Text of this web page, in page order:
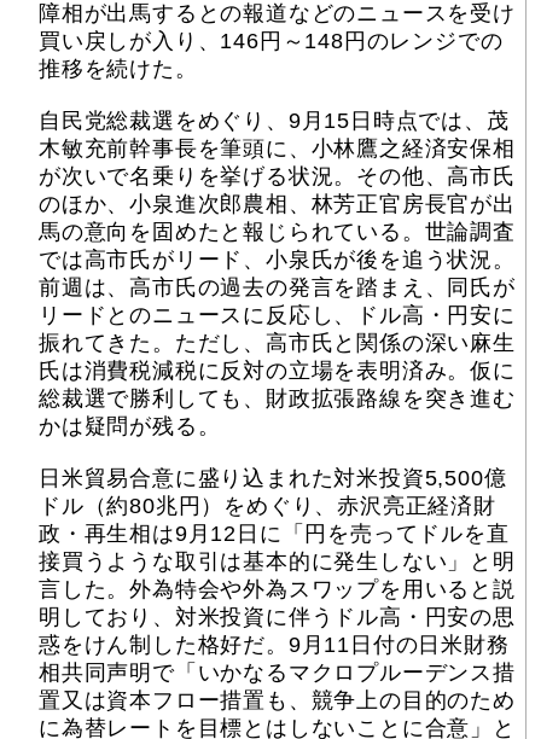
障相が出馬するとの報道などのニュースを受け
買い戻しが入り、146円～148円のレンジでの
推移を続けた。
自民党総裁選をめぐり、9月15日時点では、茂
木敏充前幹事長を筆頭に、小林鷹之経済安保相
が次いで名乗りを挙げる状況。その他、高市氏
のほか、小泉進次郎農相、林芳正官房長官が出
馬の意向を固めたと報じられている。世論調査
では高市氏がリード、小泉氏が後を追う状況。
前週は、高市氏の過去の発言を踏まえ、同氏が
リードとのニュースに反応し、ドル高・円安に
振れてきた。ただし、高市氏と関係の深い麻生
氏は消費税減税に反対の立場を表明済み。仮に
総裁選で勝利しても、財政拡張路線を突き進む
かは疑問が残る。
日米貿易合意に盛り込まれた対米投資5,500億
ドル（約80兆円）をめぐり、赤沢亮正経済財
政・再生相は9月12日に「円を売ってドルを直
接買うような取引は基本的に発生しない」と明
言した。外為特会や外為スワップを用いると説
明しており、対米投資に伴うドル高・円安の思
惑をけん制した格好だ。9月11日付の日米財務
相共同声明で「いかなるマクロプルーデンス措
置又は資本フロー措置も、競争上の目的のため
に為替レートを目標とはしないことに合意」と